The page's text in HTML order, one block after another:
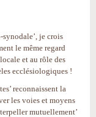
synodale’, je crois
le même regard
et au rôle des
ecclésiologiques !
reconnaissent la
les voies et moyens
mutuellement’